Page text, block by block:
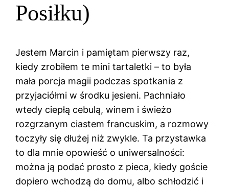
Posiłku)
Jestem Marcin i pamiętam pierwszy raz,
kiedy zrobiłem te mini tartaletki – to była
mała porcja magii podczas spotkania z
przyjaciółmi w środku jesieni. Pachniało
wtedy ciepłą cebulą, winem i świeżo
rozgrzanym ciastem francuskim, a rozmowy
toczyły się dłużej niż zwykle. Ta przystawka
to dla mnie opowieść o uniwersalności:
można ją podać prosto z pieca, kiedy goście
dopiero wchodzą do domu, albo schłodzić i